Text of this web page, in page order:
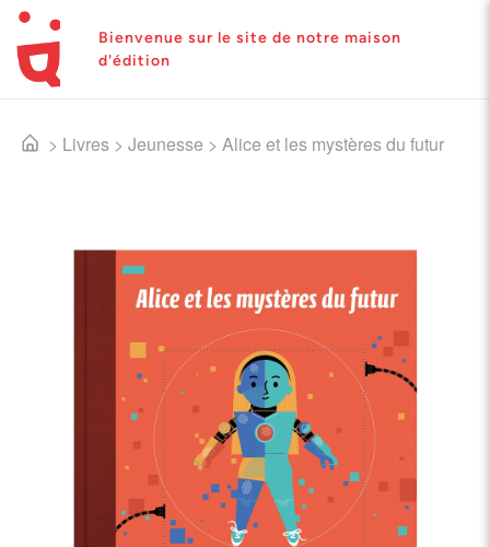
Bienvenue sur le site de notre maison
d'édition
> Livres > Jeunesse > Alice et les mystères du futur